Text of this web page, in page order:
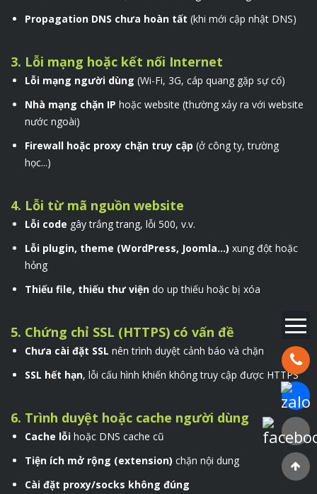
Hotline:
Chat
Propagation DNS chưa hoàn tất (khi mới cập nhật DNS)
3. Lỗi mạng hoặc kết nối Internet
Lỗi mạng người dùng (Wi-Fi, 3G, cáp quang gặp sự cố)
Nhà mạng chặn IP hoặc website (thường xảy ra với website
nước ngoài)
Firewall hoặc proxy chặn truy cập (ở công ty, trường
học...)
4. Lỗi từ mã nguồn website
Lỗi code gây trắng trang, lỗi 500, v.v.
Lỗi plugin, theme (WordPress, Joomla...) xung đột hoặc
hỏng
Thiếu file, thiếu thư viện do up thiếu hoặc bị xóa
5. Chứng chỉ SSL (HTTPS) có vấn đề
Chưa cài đặt SSL nên trình duyệt cảnh báo và chặn
SSL hết hạn, lỗi cấu hình khiến không truy cập được HTTPS
6. Trình duyệt hoặc cache người dùng
Cache lỗi hoặc DNS cache cũ
Tiện ích mở rộng (extension) chặn nội dung
Cài đặt proxy/socks không đúng